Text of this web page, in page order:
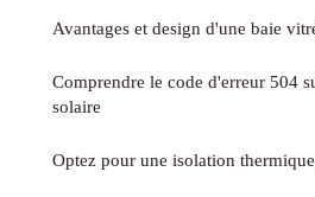
Avantages et design d'une baie
Comprendre le code d'erreur 504
solaire
Optez pour une isolation